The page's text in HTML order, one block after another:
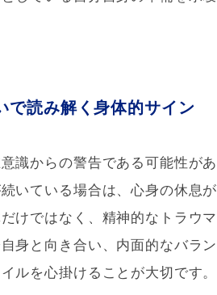
で読み解く身体的サイン
識からの警告である可能性があ
いている場合は、心身の休息が
けではなく、精神的なトラウマ
身と向き合い、内面的なバラン
ルを心掛けることが大切です。